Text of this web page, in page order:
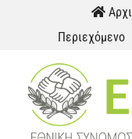
Παράκαμψη προς το
Περιεχόμενο